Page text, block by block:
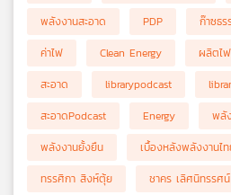
พลังงานสะอาด
PDP ก๊าซธ
ค่าไฟ
Clean Energy ผลิตไ
สะอาด
librarypodcast
สะอาดPodcast
Energy
พลั
พลังงานยั้งยืน
เบื้องหลังพลังงานไ
ทรรศิกา สิงห์ตุ้ย
ชาคร เลิศนิทรรศน์